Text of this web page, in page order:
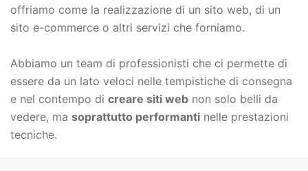
offriamo come la realizzazione di un sito web, di un
sito e-commerce o altri servizi che forniamo.
Abbiamo un team di professionisti che ci permette di
essere da un lato veloci nelle tempistiche di consegna
e nel contempo di creare siti web non solo belli da
vedere, ma soprattutto performanti nelle prestazioni
tecniche.